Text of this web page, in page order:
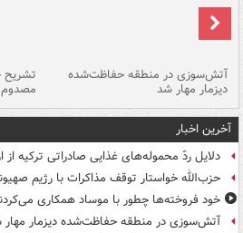
آتش‌سوزی در منطقه حفاظت‌شده
دیزمار مهار شد مصدوم
آخرین اخبار
دلایل ردّ محموله‌های غذایی صادراتی ترکیه از
حزب‌الله خواستار توقف مذاکرات با رژیم
خود فروخته‌ها چطور با موساد همکاری
آتش‌سوزی در منطقه حفاظت‌شده دیزمار